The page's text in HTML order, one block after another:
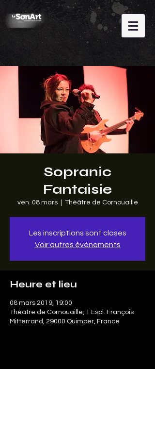
Sopranic
Fantaisie
ven. 08 mars
  |
Théâtre de Cornouaille
Les inscriptions sont closes
Voir autres événements
Heure et lieu
08 mars 2019, 19:00
Théâtre de Cornouaille, 1 Espl. François
Mitterrand, 29000 Quimper, France